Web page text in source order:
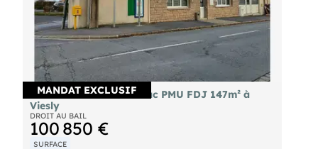
MANDAT EXCLUSIF
Vente avec dab bar tabac PMU FDJ 147m² à
Viesly
DROIT AU BAIL
100 850 €
SURFACE